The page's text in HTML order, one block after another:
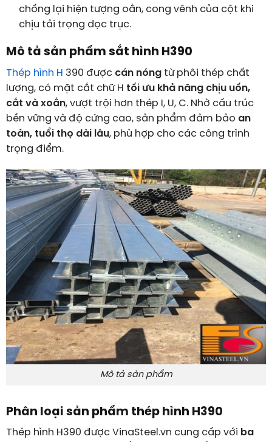
chống lại hiện tượng oằn, cong vênh của cột khi
chịu tải trọng dọc trục.
Mô tả sản phẩm sắt hình H390
Thép hình H 390 được cán nóngtừ phôi thép chất
lượng, có mặt cắt chữ H tối ưu khả năng chịu uốn,
cắt và xoắn, vượt trội hơn thép I, U, C. Nhờ cấu trúc
bền vững và độ cứng cao, sản phẩm đảm bảo an
toàn, tuổi thọ dài lâu, phù hợp cho các công trình
trọng điểm.
Mô tả sản phẩm
Phân loại sản phẩm thép hình H390
Thép hình H390 được VinaSteel.vn cung cấp với ba